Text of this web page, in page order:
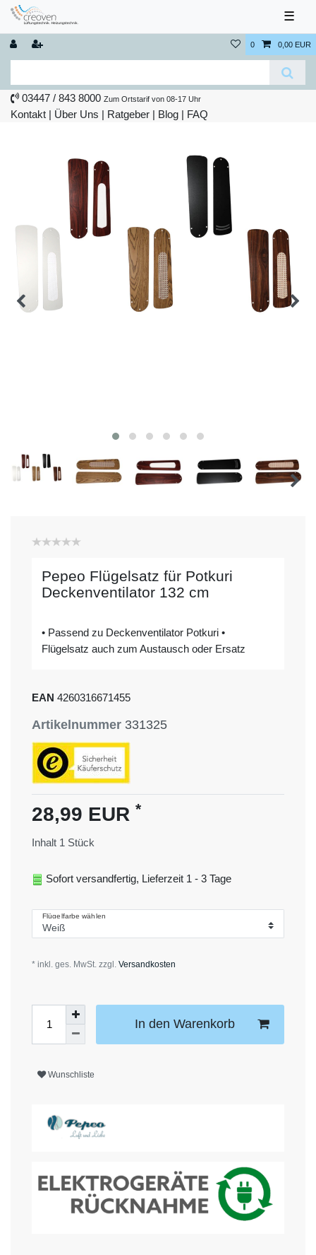
☰
0 0,00 EUR
03447 / 843 8000 Zum Ortstarif von 08-17 Uhr
Kontakt | Über Uns | Ratgeber | Blog | FAQ
Pepeo Flügelsatz für Potkuri
Deckenventilator 132 cm
• Passend zu Deckenventilator Potkuri •
Flügelsatz auch zum Austausch oder Ersatz
EAN 4260316671455
Artikelnummer 331325
28,99 EUR *
Inhalt 1 Stück
Sofort versandfertig, Lieferzeit 1 - 3 Tage
Flügelfarbe wählen
* inkl. ges. MwSt. zzgl. Versandkosten
In den Warenkorb
Wunschliste